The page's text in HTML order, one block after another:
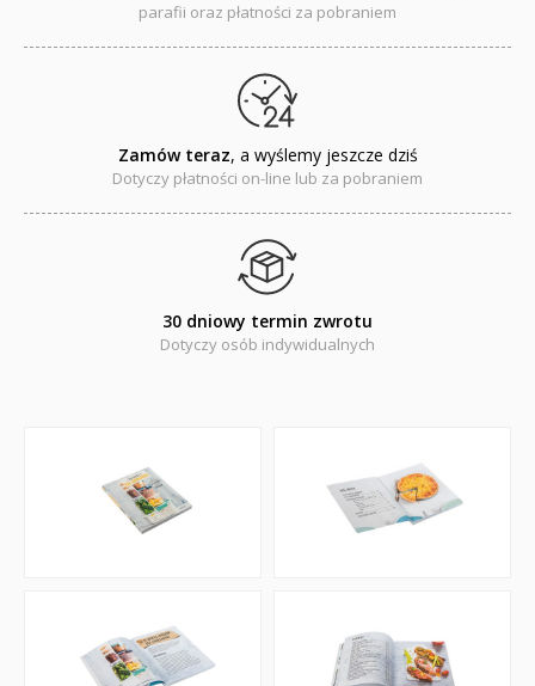
Encyklopedie, leksykony
Edukacja przyrodnicza - Życie bez granic
Książki religijne dla dzieci
Naklejki
QUIZY I ŁAMIGŁÓWKI NA WAKACJE -35%
parafii oraz płatności za pobraniem
Zamów teraz, a wyślemy jeszcze dziś
Dotyczy płatności on-line lub za pobraniem
30 dniowy termin zwrotu
Dotyczy osób indywidualnych